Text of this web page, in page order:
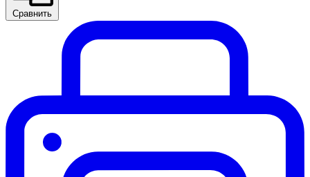
Сравнить